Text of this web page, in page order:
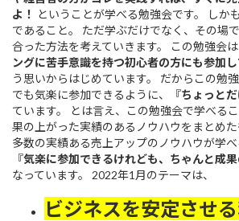
よ！ ということが学べる勉強会です。 しか
であること。 ただ学ぶだけでなく、その場
合った方法を考えていきます。 この勉強会は
ングに苦手意識を持つ初心者の方にも参加し
う思いからはじめています。 だからこの勉
でも気楽に参加できるように、『ちょっと
ています。 とは言え、この勉強会で学べる
果の上がった実績のあるノウハウをまとめた
多数の実績ある売上アップのノウハウが学べ
『気楽に参加できるけれども、ちゃんと成
なっています。 2022年1月のテーマは、
ビジネスを安定させ